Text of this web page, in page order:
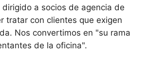
dirigido a socios de agencia de
tratar con clientes que exigen
Nos convertimos en "su rama
de la oficina".